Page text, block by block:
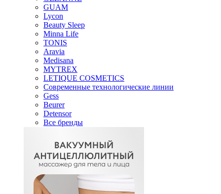
GUAM
Lycon
Beauty Sleep
Minna Life
TONIS
Aravia
Medisana
MYTREX
LETIQUE COSMETICS
Современные технологические линии
Gess
Beurer
Detensor
Все бренды